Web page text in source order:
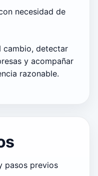
necesidad de
cambio, detectar
y acompañar
razonable.
pasos previos